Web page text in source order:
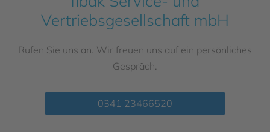
Vertriebsgesellschaft mbH
Rufen Sie uns an. Wir freuen uns auf ein persönliches
Gespräch.
0341 23466520